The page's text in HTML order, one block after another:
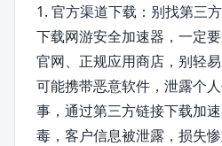
1. 官方渠道下载：别找第三
下载网游安全加速器，一定
官网、正规应用商店，别轻
可能携带恶意软件，泄露个
事，通过第三方链接下载加
毒，客户信息被泄露，损失惨